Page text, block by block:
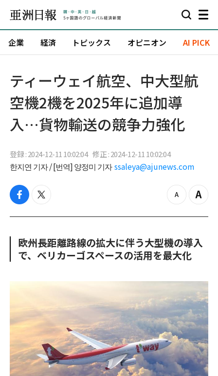
企業 経済 トピックス オピニオン AI PICK
ティーウェイ航空、中大型航
空機2機を2025年に追加導
入…貨物輸送の競争力強化
登録 : 2024-12-11 10:02:04 修正 : 2024-12-11 10:02:04
한지연 기자 / [번역] 양정미 기자 ssaleya@ajunews.com
f
c
o
o
t
i
e
r
z
o
u
t
Z
o
n
欧州長距離路線の拡大に伴う大型機の導入
で、ベリカーゴスペースの活用を最大化